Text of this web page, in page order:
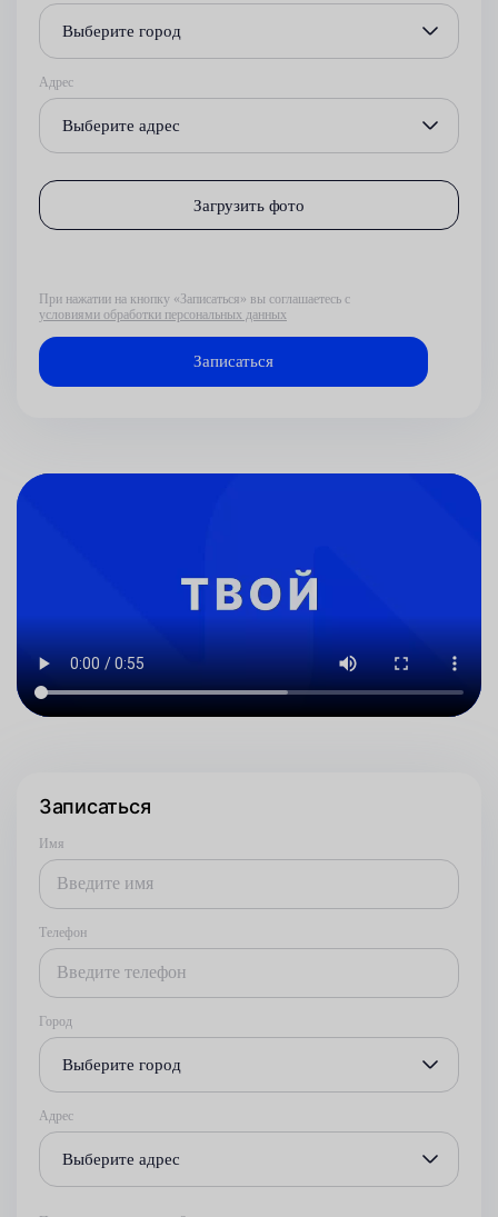
Выберите город
Адрес
Выберите адрес
Загрузить фото
При нажатии на кнопку «Записаться» вы соглашаетесь с
условиями обработки персональных данных
Записаться
Имя
Телефон
Город
Выберите город
Адрес
Выберите адрес